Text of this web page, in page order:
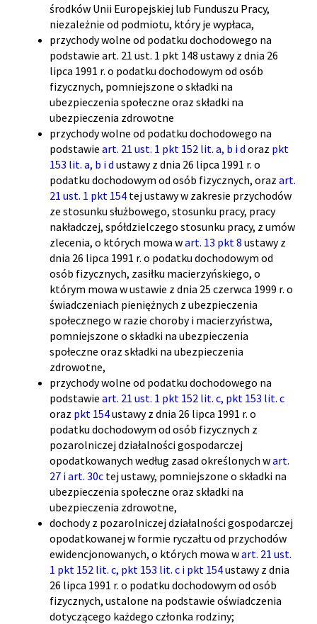
środków Unii Europejskiej lub Funduszu Pracy,
niezależnie od podmiotu, który je wypłaca,
przychody wolne od podatku dochodowego na
podstawie art. 21 ust. 1 pkt 148 ustawy z dnia 26
lipca 1991 r. o podatku dochodowym od osób
fizycznych, pomniejszone o składki na
ubezpieczenia społeczne oraz składki na
ubezpieczenia zdrowotne
przychody wolne od podatku dochodowego na
podstawie art. 21 ust. 1 pkt 152 lit. a, b id oraz pkt
153 lit. a, b id ustawy z dnia 26 lipca 1991 r. o
podatku dochodowym od osób fizycznych, oraz art.
21 ust. 1 pkt 154 tej ustawy w zakresie przychodów
ze stosunku służbowego, stosunku pracy, pracy
nakładczej, spółdzielczego stosunku pracy, z umów
zlecenia, o których mowa wart. 13 pkt 8 ustawy z
dnia 26 lipca 1991 r. o podatku dochodowym od
osób fizycznych, zasiłku macierzyńskiego, o
którym mowa w ustawie z dnia 25 czerwca 1999 r. o
świadczeniach pieniężnych z ubezpieczenia
społecznego w razie choroby i macierzyństwa,
pomniejszone o składki na ubezpieczenia
społeczne oraz składki na ubezpieczenia
zdrowotne,
przychody wolne od podatku dochodowego na
podstawie art. 21 ust. 1 pkt 152 lit. c, pkt 153 lit. c
oraz pkt 154ustawy z dnia 26 lipca 1991 r. o
podatku dochodowym od osób fizycznych z
pozarolniczej działalności gospodarczej
opodatkowanych według zasad określonych wart.
27 iart. 30c tej ustawy, pomniejszone o składki na
ubezpieczenia społeczne oraz składki na
ubezpieczenia zdrowotne,
dochody z pozarolniczej działalności gospodarczej
opodatkowanej w formie ryczałtu od przychodów
ewidencjonowanych, o których mowa wart. 21 ust.
1 pkt 152 lit. c, pkt 153 lit. c i pkt 154ustawy z dnia
26 lipca 1991 r. o podatku dochodowym od osób
fizycznych, ustalone na podstawie oświadczenia
dotyczącego każdego członka rodziny;